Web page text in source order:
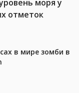
моря у
отметок
в мире зомби в